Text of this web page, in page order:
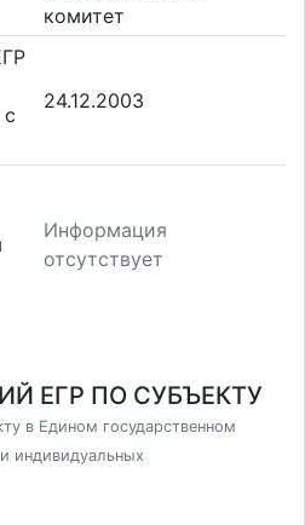
комитет
24.12.2003
Информация
отсутствует
ЕГР ПО СУБЪЕКТУ
в Едином государственном
индивидуальных